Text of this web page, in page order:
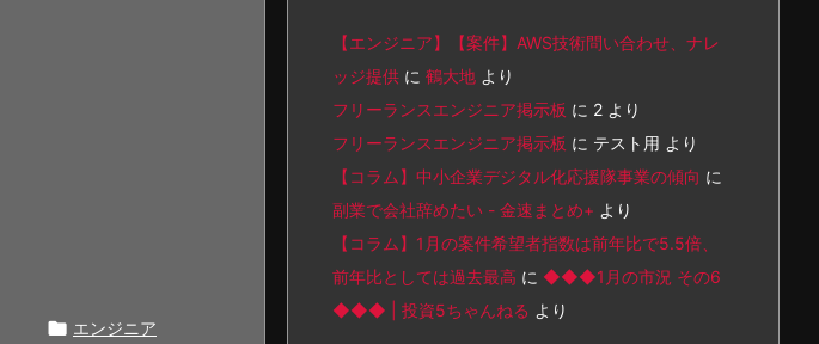
 エンジニア
【エンジニア】【案件】AWS技術問い合わせ、ナレ
ッジ提供 に 鶴大地 より
フリーランスエンジニア掲示板 に 2 より
フリーランスエンジニア掲示板 に テスト用 より
【コラム】中小企業デジタル化応援隊事業の傾向 に
副業で会社辞めたい - 金速まとめ+ より
【コラム】1月の案件希望者指数は前年比で5.5倍、
前年比としては過去最高 に ◆◆◆1月の市況 その6
◆◆◆ | 投資5ちゃんねる より